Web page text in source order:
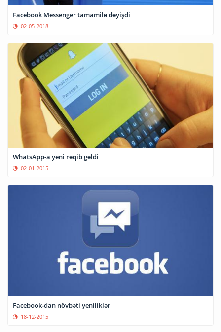
Facebook Messenger tamamilə dəyişdi
02-05-2018
WhatsApp-a yeni rəqib gəldi
02-01-2015
Facebook-dan növbəti yeniliklər
18-12-2015